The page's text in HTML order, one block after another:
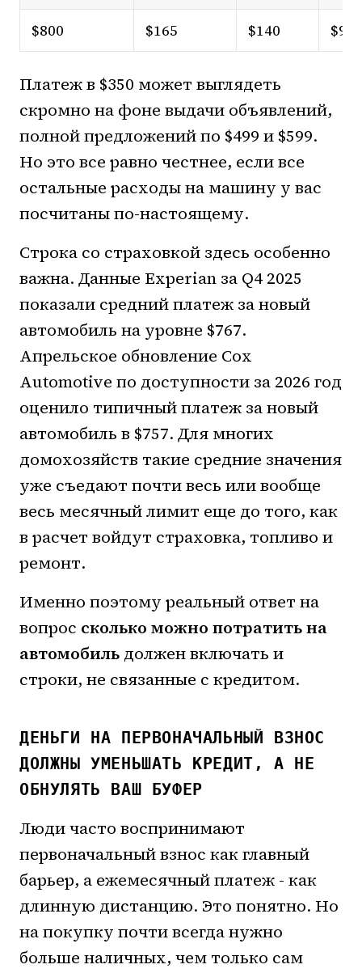
$800 $165 $140 $90
Платеж в $350 может выглядеть
скромно на фоне выдачи объявлений,
полной предложений по $499 и $599.
Но это все равно честнее, если все
остальные расходы на машину у вас
посчитаны по-настоящему.
Строка со страховкой здесь особенно
важна. Данные Experian за Q4 2025
показали средний платеж за новый
автомобиль на уровне $767.
Апрельское обновление Cox
Automotive по доступности за 2026 год
оценило типичный платеж за новый
автомобиль в $757. Для многих
домохозяйств такие средние значения
уже съедают почти весь или вообще
весь месячный лимит еще до того, как
в расчет войдут страховка, топливо и
ремонт.
Именно поэтому реальный ответ на
вопрос сколько можно потратить на
автомобиль должен включать и
строки, не связанные с кредитом.
ДЕНЬГИ НА ПЕРВОНАЧАЛЬНЫЙ ВЗНОС
ДОЛЖНЫ УМЕНЬШАТЬ КРЕДИТ, А НЕ
ОБНУЛЯТЬ ВАШ БУФЕР
Люди часто воспринимают
первоначальный взнос как главный
барьер, а ежемесячный платеж - как
длинную дистанцию. Это понятно. Но
на покупку почти всегда нужно
больше наличных, чем только сам